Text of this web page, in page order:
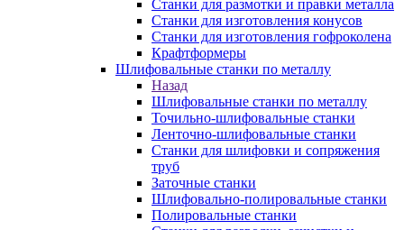
Станки для размотки и правки металла
Станки для изготовления конусов
Станки для изготовления гофроколена
Крафтформеры
Шлифовальные станки по металлу
Назад
Шлифовальные станки по металлу
Точильно-шлифовальные станки
Ленточно-шлифовальные станки
Станки для шлифовки и сопряжения
труб
Заточные станки
Шлифовально-полировальные станки
Полировальные станки